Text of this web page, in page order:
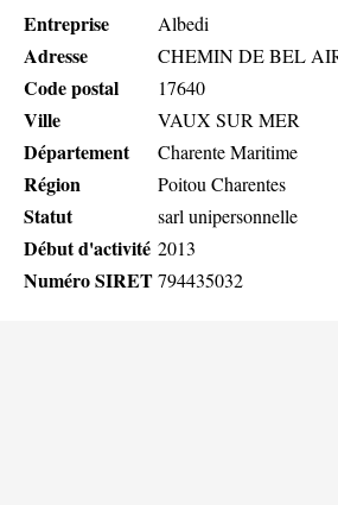
Entreprise Albedi
Adresse CHEMIN DE BEL
Code postal 17640
Ville VAUX SUR MER
Département Charente Maritime
Région Poitou Charentes
Statut sarl unipersonnelle
Début d'activité 2013
Numéro SIRET794435032